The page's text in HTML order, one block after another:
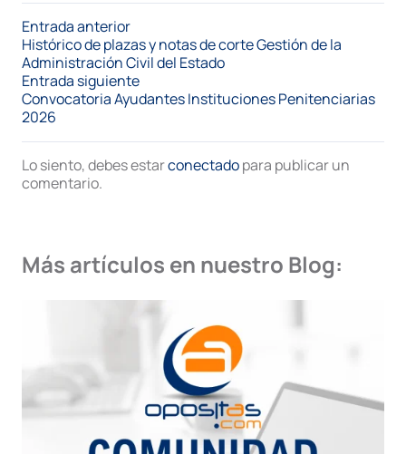
Entrada anterior
Histórico de plazas y notas de corte Gestión de la
Administración Civil del Estado
Entrada siguiente
Convocatoria Ayudantes Instituciones Penitenciarias
2026
Lo siento, debes estarconectadopara publicar un
comentario.
Más artículos en nuestro Blog: